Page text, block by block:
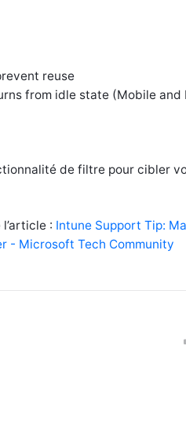
reuse
from idle state (Mobile and
de filtre pour cibler
: Intune Support Tip:
- Microsoft Tech Community